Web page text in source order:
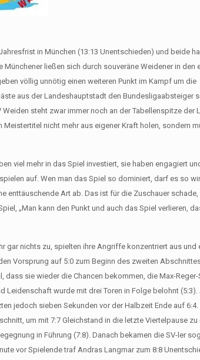
in München (13:13 Unentschieden) und beide
ließen sich durch souveräne Weidener in den
völlig unnötig einen weiteren Punkt im Kampf um die
aus der Landeshauptstadt den Bundesligaabsteiger
steht zwar immer noch an der Tabellenspitze der
nicht mehr aus eigener Kraft holen, sondern
viel mehr in das Spiel investiert, sie haben engagiert
auf. Wen man das Spiel so dominiert, darf es so
enttäuschende Art ab. Das ist für die Zuschauer
„Man kann den Punkt und auch das Spiel verlieren,
gar nichts zu, spielten ihre Angriffe konzentriert aus und
Vorsprung auf 5:0 zum Beginn des zweiten
sie wieder die Chancen bekommen, die Max-
Leidenschaft wurde mit drei Toren in Folge belohnt (5:3).
jedoch sieben Sekunden vor der Halbzeit Ende auf 6:4.
um mit 7:7 Gleichstand in die letzte Viertelpause zu
in Führung (7:8). Danach bekamen die SV-ler
vor Spielende traf Andras Langmar zum 8:8